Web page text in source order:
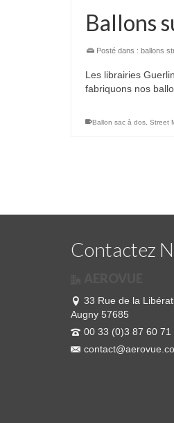
Ballons
Posté dans : ballons
Les librairies
fabriquons nos
Ballon sac à dos Street
Contactez
33 Rue de la
Augny 57685
00 33 (0)3 87 60 71